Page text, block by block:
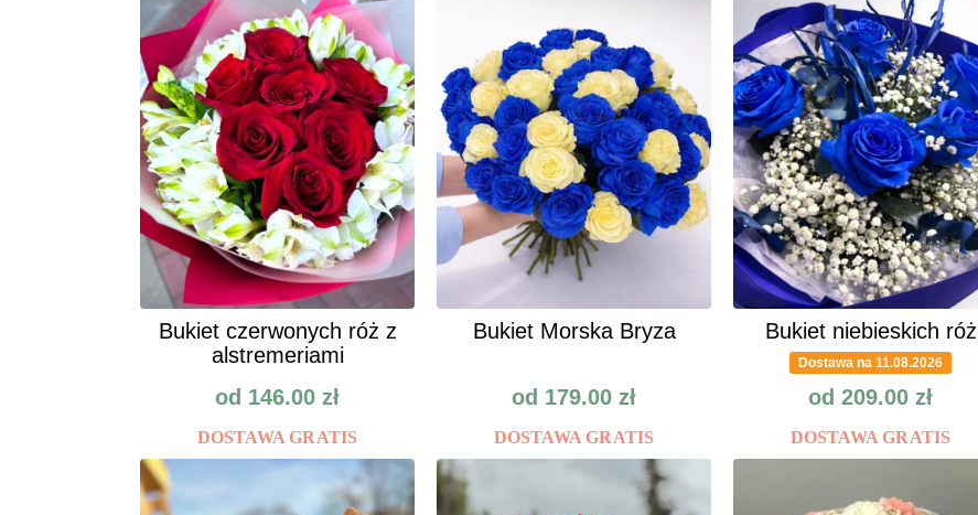
Bukiet czerwonych róż z
alstremeriami
od 146.00 zł
DOSTAWA GRATIS
Bukiet Morska Bryza
od 179.00 zł
DOSTAWA GRATIS
Bukiet niebieskich róż
Dostawa na 11.08.2026
od 209.00 zł
DOSTAWA GRATIS